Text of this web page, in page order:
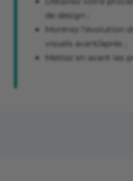
de design ;
Montrez l'évolution
visuels avant/après ;
Mettez en avant les